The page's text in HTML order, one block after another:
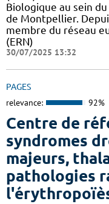
Biologique au sein
de Montpellier.
membre du réseau
(ERN)
30/07/2025 13:32
PAGES
relevance: 92%
Centre de
syndromes
majeurs,
pathologies